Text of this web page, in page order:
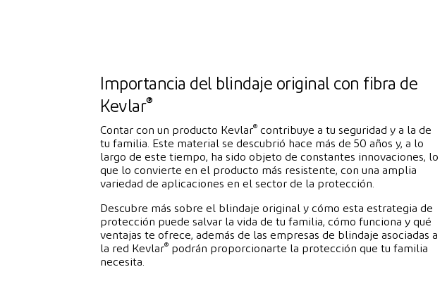
Importancia del blindaje original con fibra de
Kevlar®
Contar con un producto Kevlar® contribuye a tu seguridad y a la de
tu familia. Este material se descubrió hace más de 50 años y, a lo
largo de este tiempo, ha sido objeto de constantes innovaciones, lo
que lo convierte en el producto más resistente, con una amplia
variedad de aplicaciones en el sector de la protección.
Descubre más sobre el blindaje original y cómo esta estrategia de
protección puede salvar la vida de tu familia, cómo funciona y qué
ventajas te ofrece, además de las empresas de blindaje asociadas a
la red Kevlar® podrán proporcionarte la protección que tu familia
necesita.